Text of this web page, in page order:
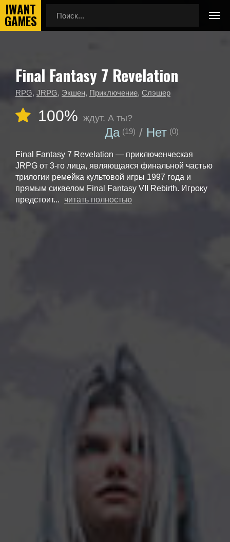
Главная
Календарь выхода игр
Final Fantasy 7 Revelation
Final Fantasy 7 Revelation
RPG, JRPG, Экшен, Приключение, Слэшер
100% ждут. А ты?
Да (19) Нет (0)
Final Fantasy 7 Revelation — приключенческая
JRPG от 3-го лица, являющаяся финальной частью
трилогии ремейка культовой игры 1997 года и
прямым сиквелом Final Fantasy VII Rebirth. Игроку
предстоит...
читать полностью